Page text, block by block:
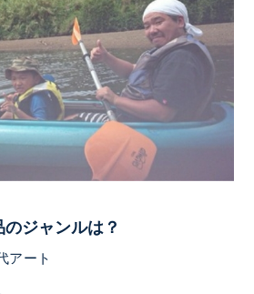
ジャンルは？
アート